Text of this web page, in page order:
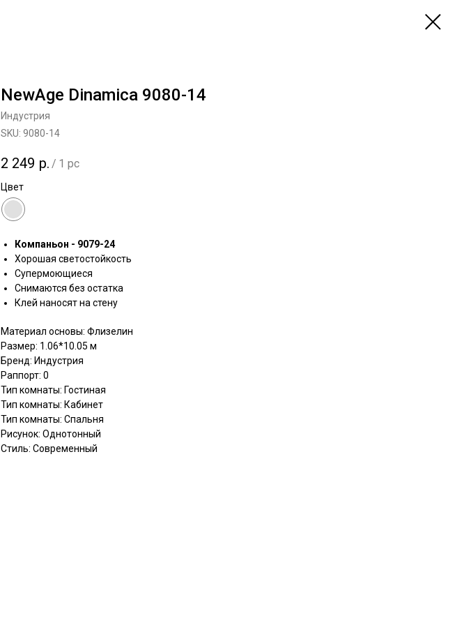
NewAge Dinamica 9080-14
Индустрия
SKU: 9080-14
2 249 р. / 1 pc
Цвет
Компаньон - 9079-24
Хорошая светостойкость
Супермоющиеся
Снимаются без остатка
Клей наносят на стену
Материал основы: Флизелин
Размер: 1.06*10.05 м
Бренд: Индустрия
Раппорт: 0
Тип комнаты: Гостиная
Тип комнаты: Кабинет
Тип комнаты: Спальня
Рисунок: Однотонный
Стиль: Современный